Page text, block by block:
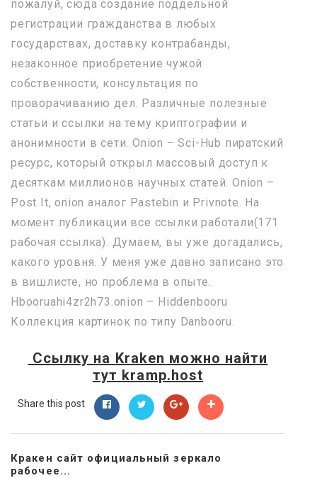
пожалуй, сюда создание поддельной
регистрации гражданства в любых
государствах, доставку контрабанды,
незаконное приобретение чужой
собственности, консультация по
проворачиванию дел. Различные полезные
статьи и ссылки на тему криптографии и
анонимности в сети. Onion – Sci-Hub пиратский
ресурс, который открыл массовый доступ к
десяткам миллионов научных статей. Onion –
Post It, onion аналог Pastebin и Privnote. На
момент публикации все ссылки работали(171
рабочая ссылка). Думаем, вы уже догадались,
какого уровня. У меня уже давно записано это
в вишлисте, но проблема в опыте.
Hbooruahi4zr2h73.onion – Hiddenbooru
Коллекция картинок по типу Danbooru.
Ссылку на Kraken можно найти
тут kramp.host
Share this post
Кракен сайт официальный зеркало
рабочее...